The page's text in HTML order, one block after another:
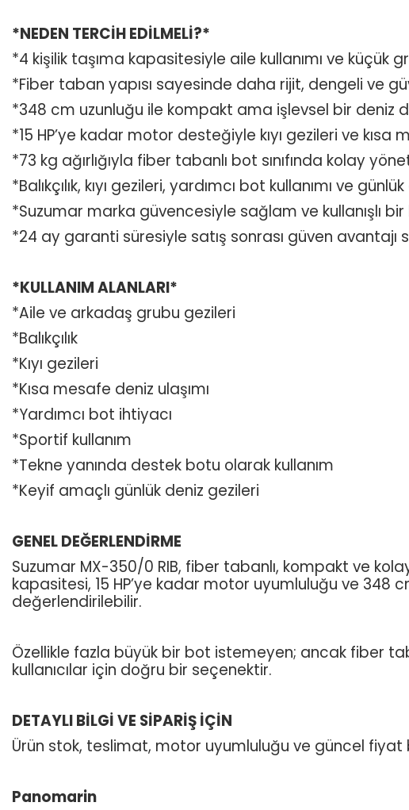
*NEDEN TERCİH EDİLMELİ?*
*4 kişilik taşıma kapasitesiyle aile kullanımı ve küçük
*Fiber taban yapısı sayesinde daha rijit, dengeli ve
*348 cm uzunluğu ile kompakt ama işlevsel bir deniz
*15 HP’ye kadar motor desteğiyle kıyı gezileri ve
*73 kg ağırlığıyla fiber tabanlı bot sınıfında kolay
*Balıkçılık, kıyı gezileri, yardımcı bot kullanımı ve
*Suzumar marka güvencesiyle sağlam ve kullanışlı
*24 ay garanti süresiyle satış sonrası güven avantajı
*KULLANIM ALANLARI*
*Aile ve arkadaş grubu gezileri
*Balıkçılık
*Kıyı gezileri
*Kısa mesafe deniz ulaşımı
*Yardımcı bot ihtiyacı
*Sportif kullanım
*Tekne yanında destek botu olarak kullanım
*Keyif amaçlı günlük deniz gezileri
GENEL DEĞERLENDİRME
Suzumar MX-350/0 RIB, fiber tabanlı, kompakt ve
kapasitesi, 15 HP’ye kadar motor uyumluluğu ve 348
değerlendirilebilir.
Özellikle fazla büyük bir bot istemeyen; ancak fiber
kullanıcılar için doğru bir seçenektir.
DETAYLI BİLGİ VE SİPARİŞ İÇİN
Ürün stok, teslimat, motor uyumluluğu ve güncel
Panomarin